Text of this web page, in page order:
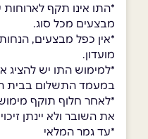
*התו אינו תקף
מבצעים מכל סוג.
*אין כפל מבצעים,
מועדון.
*למימוש התו יש להציג
במעמד התשלום בבית
*לאחר חלוף תוקף
את השובר ולא יינתן
*עד גמר המלאי